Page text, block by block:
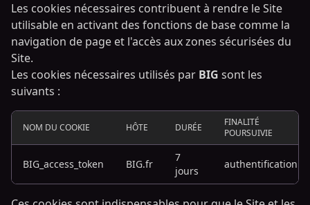
Les cookies nécessaires contribuent à rendre le Site
utilisable en activant des fonctions de base comme la
navigation de page et l'accès aux zones sécurisées du
Site.
Les cookies nécessaires utilisés par BIG sont les
suivants :
NOM DU COOKIE HÔTE DURÉE
FINALITÉ
POURSUIVIE
BIG_access_token BIG.fr
7
jours
authentification